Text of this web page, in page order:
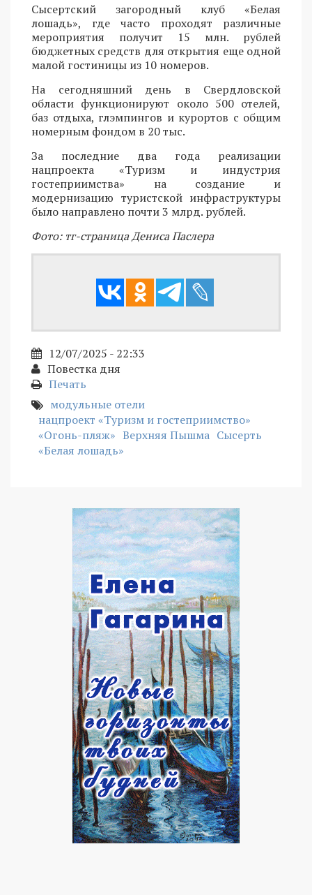
Сысертский загородный клуб «Белая
лошадь», где часто проходят различные
мероприятия получит 15 млн. рублей
бюджетных средств для открытия еще одной
малой гостиницы из 10 номеров.
На сегодняшний день в Свердловской
области функционируют около 500 отелей,
баз отдыха, глэмпингов и курортов с общим
номерным фондом в 20 тыс.
За последние два года реализации
нацпроекта «Туризм и индустрия
гостеприимства» на создание и
модернизацию туристской инфраструктуры
было направлено почти 3 млрд. рублей.
Фото: тг-страница Дениса Паслера
12/07/2025 - 22:33
Повестка дня
Печать
модульные отели
нацпроект «Туризм и гостеприимство»
«Огонь-пляж» Верхняя Пышма Сысерть
«Белая лошадь»